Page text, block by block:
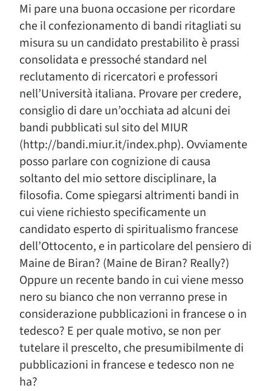
Mi pare una buona occasione per ricordare
che il confezionamento di bandi ritagliati su
misura su un candidato prestabilito è prassi
consolidata e pressoché standard nel
reclutamento di ricercatori e professori
nell’Università italiana. Provare per credere,
consiglio di dare un’occhiata ad alcuni dei
bandi pubblicati sul sito del MIUR
(http://bandi.miur.it/index.php). Ovviamente
posso parlare con cognizione di causa
soltanto del mio settore disciplinare, la
filosofia. Come spiegarsi altrimenti bandi in
cui viene richiesto specificamente un
candidato esperto di spiritualismo francese
dell’Ottocento, e in particolare del pensiero di
Maine de Biran? (Maine de Biran? Really?)
Oppure un recente bando in cui viene messo
nero su bianco che non verranno prese in
considerazione pubblicazioni in francese o in
tedesco? E per quale motivo, se non per
tutelare il prescelto, che presumibilmente di
pubblicazioni in francese e tedesco non ne
ha?